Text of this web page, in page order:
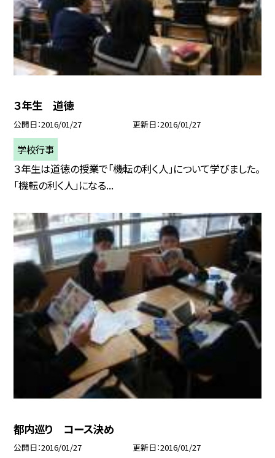
３年生 道徳
公開日 2016/01/27 更新日 2016/01/27
学校行事
３年生は道徳の授業で「機転の利く人」について学びました。
「機転の利く人」になる...
都内巡り コース決め
公開日 2016/01/27 更新日 2016/01/27